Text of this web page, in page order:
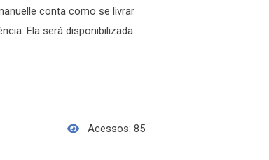
conta como se livrar
Ela será disponibilizada
Acessos: 85